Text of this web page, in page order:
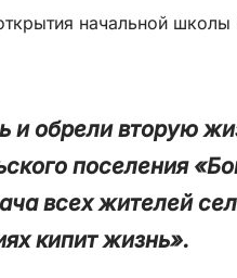
начальной
и обрели вторую
поселения
всех жителей
кипит жизнь».